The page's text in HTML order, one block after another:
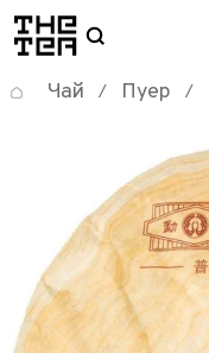
логотип
Чай / Пуер /